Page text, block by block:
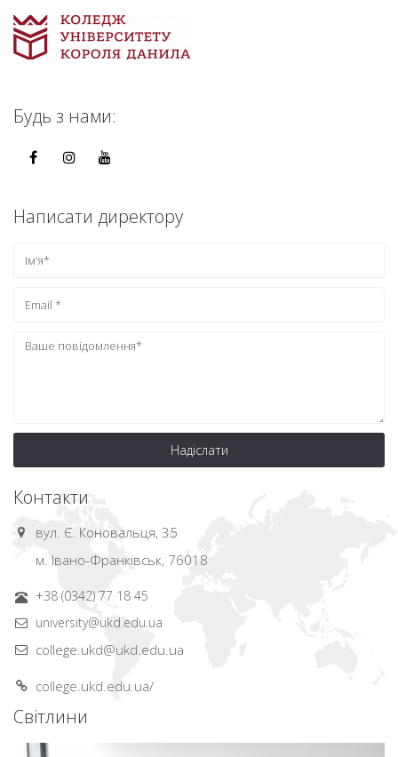
Будь з нами:
Написати директору
Надіслати
Контакти
вул. Є. Коновальця, 35
м. Івано-Франківськ, 76018
+38 (0342) 77 18 45
university@ukd.edu.ua
college.ukd@ukd.edu.ua
college.ukd.edu.ua/
Світлини